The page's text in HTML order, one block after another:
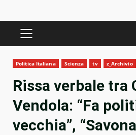
PRIMARY
Politica Italiana Scienza tv z_Archivio
Rissa verbale tra
Vendola: “Fa
vecchia”,